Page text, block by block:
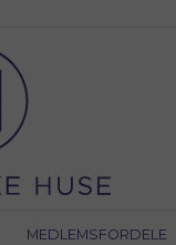
MEDLEMSFORDELE